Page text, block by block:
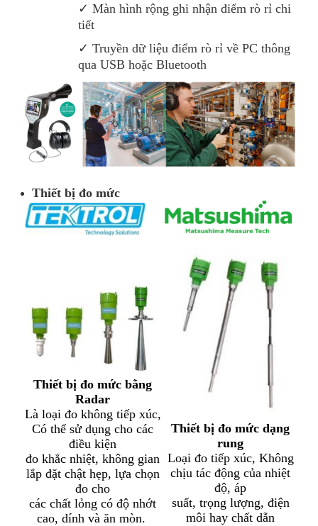
✓ Màn hình rộng ghi nhận điểm rò rỉ chi
tiết
✓ Truyền dữ liệu điểm rò rỉ về PC thông
qua USB hoặc Bluetooth
Thiết bị đo mức
Thiết bị đo mức bằng
Radar
Là loại đo không tiếp xúc,
Có thể sử dụng cho các
điều kiện
đo khắc nhiệt, không gian
lắp đặt chật hẹp, lựa chọn
đo cho
các chất lỏng có độ nhớt
cao, dính và ăn mòn.
Thiết bị đo mức dạng
rung
Loại đo tiếp xúc, Không
chịu tác động của nhiệt
độ, áp
suất, trọng lượng, điện
môi hay chất dẫn